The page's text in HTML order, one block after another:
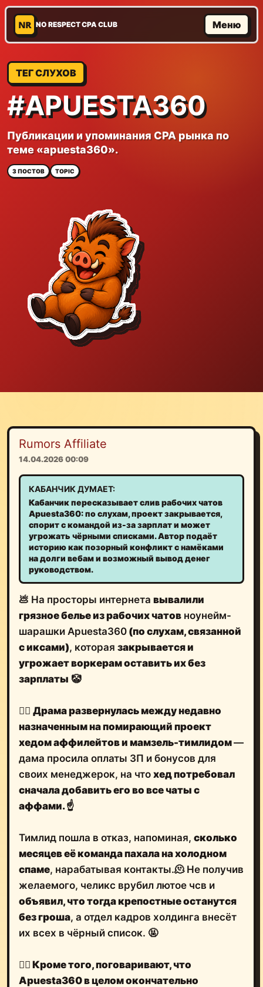
NR NO RESPECT CPA CLUB Меню
ТЕГ СЛУХОВ
#APUESTA360
Публикации и упоминания CPA рынка по
теме «apuesta360».
3 ПОСТОВ TOPIC
Rumors Affiliate
14.04.2026 00:09
КАБАНЧИК ДУМАЕТ:
Кабанчик пересказывает слив рабочих чатов
Apuesta360: по слухам, проект закрывается,
спорит с командой из-за зарплат и может
угрожать чёрными списками. Автор подаёт
историю как позорный конфликт с намёками
на долги вебам и возможный вывод денег
руководством.
💩 На просторы интернета вывалили
грязное белье из рабочих чатов ноунейм-
шарашки Apuesta360 (по слухам, связанной
с иксами), которая закрывается и
угрожает воркерам оставить их без
зарплаты 🤡
🤷‍♂️ Драма развернулась между недавно
назначенным на помирающий проект
хедом аффилейтов и мамзель-тимлидом—
дама просила оплаты ЗП и бонусов для
своих менеджерок, на что хед потребовал
сначала добавить его во все чаты с
аффами.☝️
Тимлид пошла в отказ, напоминая, сколько
месяцев её команда пахала на холодном
спаме, нарабатывая контакты.🫠 Не получив
желаемого, челикс врубил лютое чсв и
объявил, что тогда крепостные останутся
без гроша, а отдел кадров холдинга внесёт
их всех в чёрный список. 🤬
🤦‍♂️ Кроме того, поговаривают, что
Apuesta360 в целом окончательно